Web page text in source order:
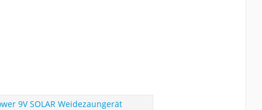
9V SOLAR Weidezaungerät